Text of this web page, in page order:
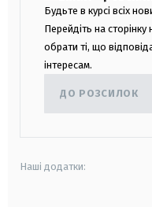
Будьте в курсі всіх
Перейдіть на
обрати ті, що
інтересам.
ДО РОЗСИЛОК
Наші додатки: